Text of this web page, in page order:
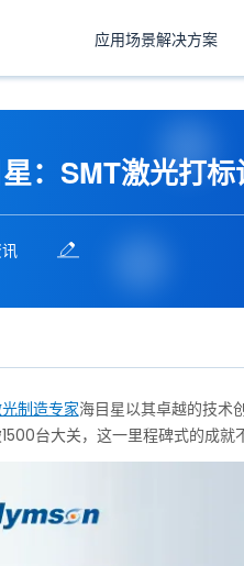
应用场景解决方案
：SMT激光打
制造专家海目星以其卓越的技术
台大关，这一里程碑式的成